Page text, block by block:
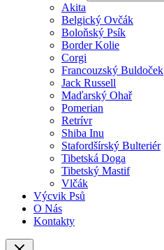
Akita
Belgický Ovčák
Boloňský Psík
Border Kolie
Corgi
Francouzský Buldoček
Jack Russell
Maďarský Ohař
Pomerian
Retrívr
Shiba Inu
Stafordšírský Bulteriér
Tibetská Doga
Tibetský Mastif
Vlčák
Výcvik Psů
O Nás
Kontakty